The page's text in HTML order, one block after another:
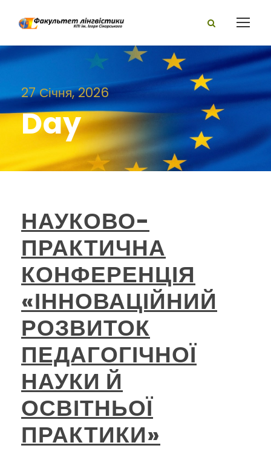
27 Січня, 2026
Day
НАУКОВО-
ПРАКТИЧНА
КОНФЕРЕНЦІЯ
«ІННОВАЦІЙНИЙ
РОЗВИТОК
ПЕДАГОГІЧНОЇ
НАУКИ Й
ОСВІТНЬОЇ
ПРАКТИКИ»